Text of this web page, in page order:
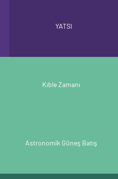
YATSI
Kıble Zamanı
Astronomik Güneş Batış